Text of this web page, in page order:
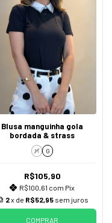
Blusa manguinha gola
bordada & strass
M G
R$105,90
R$100,61 com Pix
2x de R$52,95 sem juros
COMPRAR